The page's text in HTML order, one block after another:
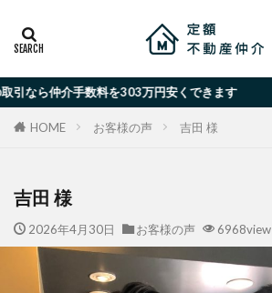
手数料を303万円安くできます
HOME お客様の声 吉田 様
吉田 様
2026年4月30日 お客様の声 6968view